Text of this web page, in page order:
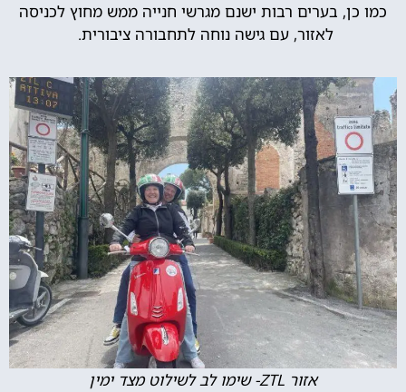
כמו כן, בערים רבות ישנם מגרשי חנייה ממש מחוץ לכניסה
לאזור, עם גישה נוחה לתחבורה ציבורית.
אזור ZTL- שימו לב לשילוט מצד ימין